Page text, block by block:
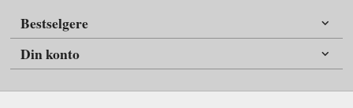
Bestselgere
Din konto